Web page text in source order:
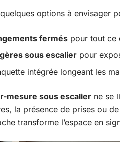
options à envisager
fermés pour tout ce
sous escalier pour
intégrée longeant les
mesure sous escalier ne se
la présence de prises ou
transforme l’espace en